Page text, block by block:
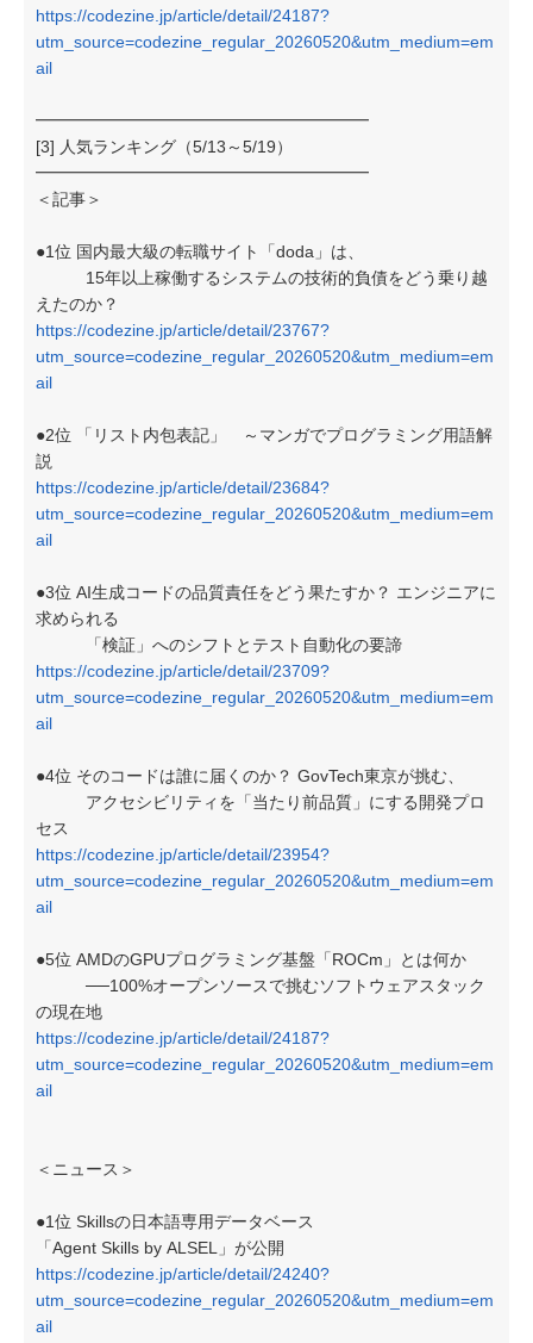
https://codezine.jp/article/detail/24187?
utm_source=codezine_regular_20260520&utm_medium=em
ail
━━━━━━━━━━━━━━━━━━━━
[3] 人気ランキング（5/13～5/19）
━━━━━━━━━━━━━━━━━━━━
＜記事＞
●1位 国内最大級の転職サイト「doda」は、
15年以上稼働するシステムの技術的負債をどう乗り越
えたのか？
https://codezine.jp/article/detail/23767?
utm_source=codezine_regular_20260520&utm_medium=em
ail
●2位 「リスト内包表記」 ～マンガでプログラミング用語解
説
https://codezine.jp/article/detail/23684?
utm_source=codezine_regular_20260520&utm_medium=em
ail
●3位 AI生成コードの品質責任をどう果たすか？ エンジニアに
求められる
「検証」へのシフトとテスト自動化の要諦
https://codezine.jp/article/detail/23709?
utm_source=codezine_regular_20260520&utm_medium=em
ail
●4位 そのコードは誰に届くのか？ GovTech東京が挑む、
アクセシビリティを「当たり前品質」にする開発プロ
セス
https://codezine.jp/article/detail/23954?
utm_source=codezine_regular_20260520&utm_medium=em
ail
●5位 AMDのGPUプログラミング基盤「ROCm」とは何か
──100%オープンソースで挑むソフトウェアスタック
の現在地
https://codezine.jp/article/detail/24187?
utm_source=codezine_regular_20260520&utm_medium=em
ail
＜ニュース＞
●1位 Skillsの日本語専用データベース
「Agent Skills by ALSEL」が公開
https://codezine.jp/article/detail/24240?
utm_source=codezine_regular_20260520&utm_medium=em
ail